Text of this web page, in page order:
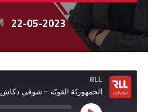
22-05-2023
RLL
الجمهوريّة القويّة - شوقي دكاش